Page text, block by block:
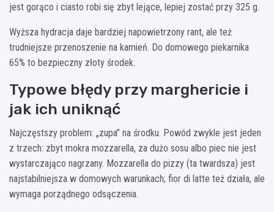
jest gorąco i ciasto robi się zbyt lejące, lepiej zostać przy 325 g.
Wyższa hydracja daje bardziej napowietrzony rant, ale też
trudniejsze przenoszenie na kamień. Do domowego piekarnika
65% to bezpieczny złoty środek.
Typowe błędy przy marghericie i
jak ich uniknąć
Najczęstszy problem: „zupa” na środku. Powód zwykle jest jeden
z trzech: zbyt mokra mozzarella, za dużo sosu albo piec nie jest
wystarczająco nagrzany. Mozzarella do pizzy (ta twardsza) jest
najstabilniejsza w domowych warunkach; fior di latte też działa, ale
wymaga porządnego odsączenia.